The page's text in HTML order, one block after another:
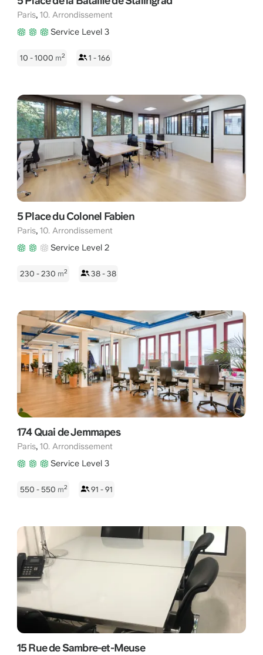
Paris, 10. Arrondissement
Service Level 3
10 - 1000 m2 1 - 166
5 Place du Colonel Fabien
Paris, 10. Arrondissement
Service Level 2
230 - 230 m2 38 - 38
174 Quai de Jemmapes
Paris, 10. Arrondissement
Service Level 3
550 - 550 m2 91 - 91
15 Rue de Sambre-et-Meuse